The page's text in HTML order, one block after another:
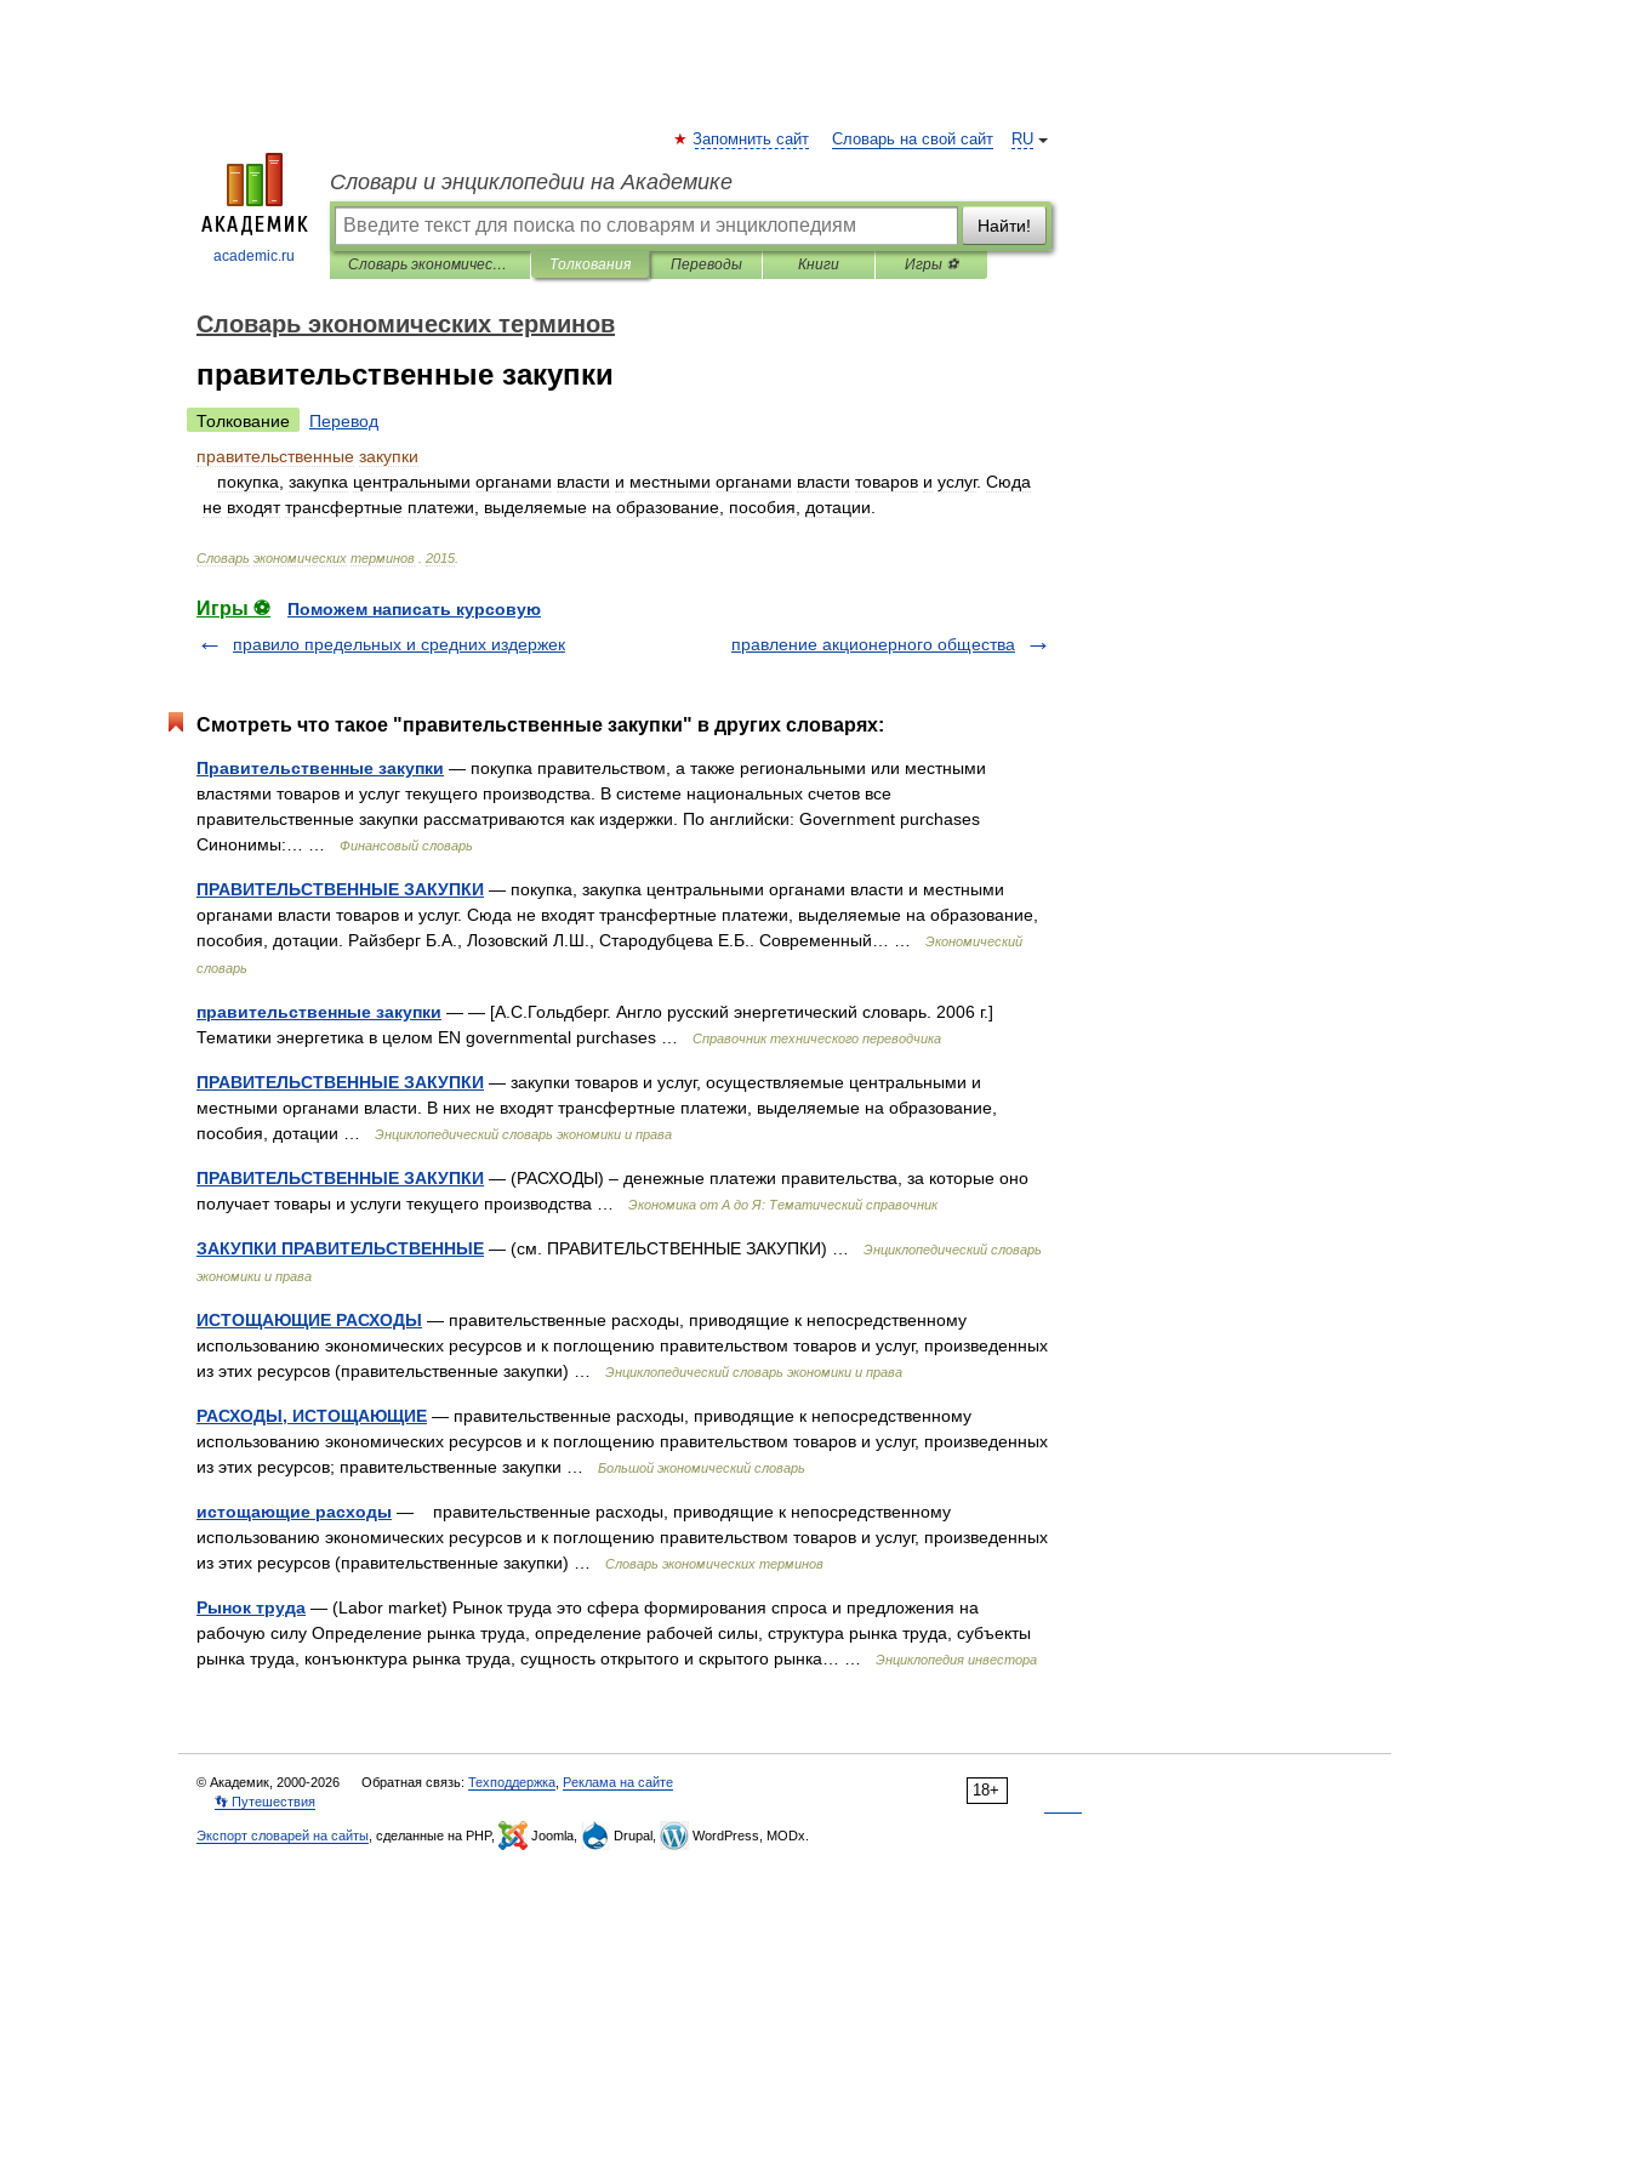
academic.ru
RU
Запомнить сайт Словарь на свой сайт
Словари и энциклопедии на Академике
Найти!
Словарь экономических терминов Толкования Переводы Книги Игры ⚽
Словарь экономических терминов
правительственные закупки
Толкование
Перевод
правительственные закупки
покупка закупка центральными органами власти и местными органами власти товаров и услуг. Сюда
не входят трансфертные платежи выделяемые на образование пособия дотации
Словарь экономических терминов 2015
Игры ⚽
Поможем написать курсовую
правило предельных и средних издержек
правление акционерного общества
Смотреть что такое "правительственные закупки" в других словарях:
Правительственные закупки — покупка правительством, а также региональными или местными
властями товаров и услуг текущего производства. В системе национальных счетов все
правительственные закупки рассматриваются как издержки. По английски: Government purchases
Синонимы:… …
Финансовый словарь
ПРАВИТЕЛЬСТВЕННЫЕ ЗАКУПКИ — покупка, закупка центральными органами власти и местными
органами власти товаров и услуг. Сюда не входят трансфертные платежи, выделяемые на образование,
пособия, дотации. Райзберг Б.А., Лозовский Л.Ш., Стародубцева Е.Б.. Современный… …
Экономический
словарь
правительственные закупки — — [А.С.Гольдберг. Англо русский энергетический словарь. 2006 г.]
Тематики энергетика в целом EN governmental purchases …
Справочник технического переводчика
ПРАВИТЕЛЬСТВЕННЫЕ ЗАКУПКИ — закупки товаров и услуг, осуществляемые центральными и
местными органами власти. В них не входят трансфертные платежи, выделяемые на образование,
пособия, дотации …
Энциклопедический словарь экономики и права
ПРАВИТЕЛЬСТВЕННЫЕ ЗАКУПКИ — (РАСХОДЫ) – денежные платежи правительства, за которые оно
получает товары и услуги текущего производства …
Экономика от А до Я: Тематический справочник
ЗАКУПКИ ПРАВИТЕЛЬСТВЕННЫЕ — (см. ПРАВИТЕЛЬСТВЕННЫЕ ЗАКУПКИ) …
Энциклопедический словарь
экономики и права
ИСТОЩАЮЩИЕ РАСХОДЫ — правительственные расходы, приводящие к непосредственному
использованию экономических ресурсов и к поглощению правительством товаров и услуг, произведенных
из этих ресурсов (правительственные закупки) …
Энциклопедический словарь экономики и права
РАСХОДЫ, ИСТОЩАЮЩИЕ — правительственные расходы, приводящие к непосредственному
использованию экономических ресурсов и к поглощению правительством товаров и услуг, произведенных
из этих ресурсов; правительственные закупки …
Большой экономический словарь
истощающие расходы — правительственные расходы, приводящие к непосредственному
использованию экономических ресурсов и к поглощению правительством товаров и услуг, произведенных
из этих ресурсов (правительственные закупки) …
Словарь экономических терминов
Рынок труда — (Labor market) Рынок труда это сфера формирования спроса и предложения на
рабочую силу Определение рынка труда, определение рабочей силы, структура рынка труда, субъекты
рынка труда, конъюнктура рынка труда, сущность открытого и скрытого рынка… …
Энциклопедия инвестора
18+
© Академик, 2000-2026 Обратная связь: Техподдержка Реклама на сайте
👣 Путешествия
Экспорт словарей на сайты , сделанные на PHP, Joomla, Drupal, WordPress, MODx.